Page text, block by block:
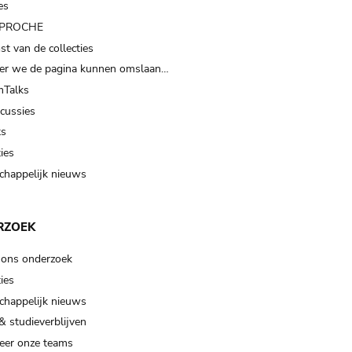
van de collecties
we de pagina kunnen omslaan…
nieuws
onderzoek
nieuws
studieverblijven
onze teams